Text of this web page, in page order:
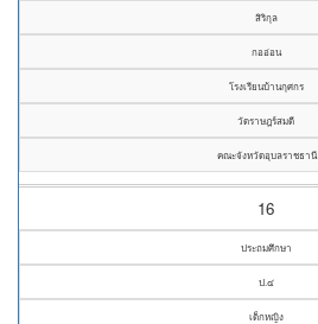
สิริกุล
กออ่อน
โรงเรียนบ้านกุศกร
วัดราษฎร์สมดี
คณะจังหวัดอุบลราชธานี
16
ประถมศึกษา
ป.๔
เด็กหญิง